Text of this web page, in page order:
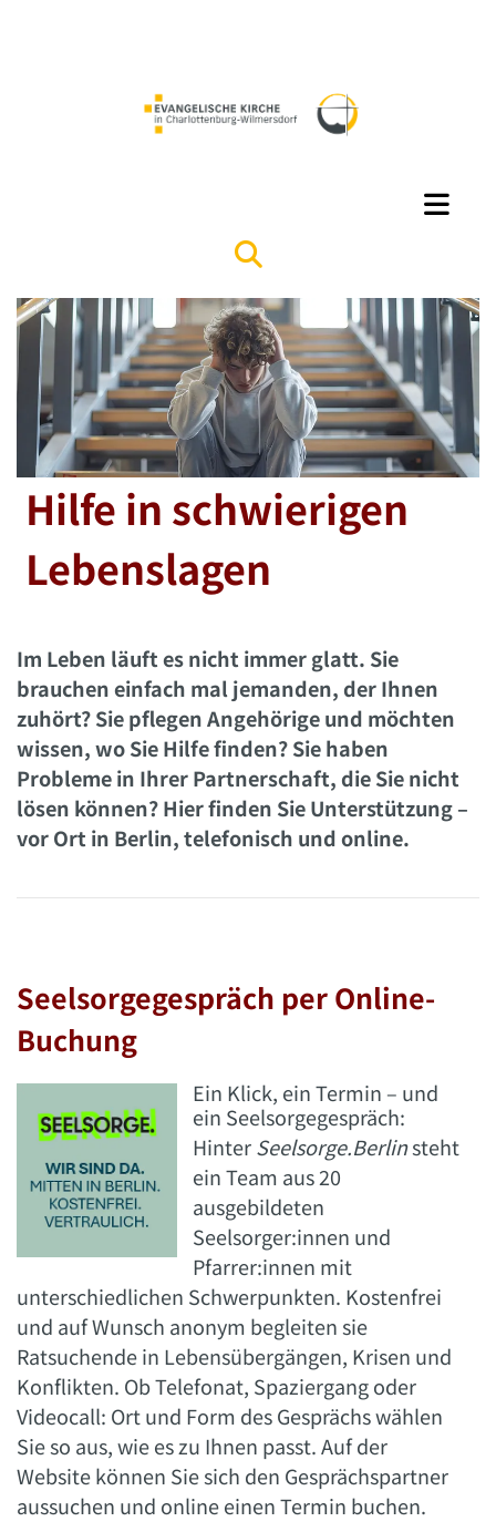
Hilfe in schwierigen
Lebenslagen
Im Leben läuft es nicht immer glatt. Sie
brauchen einfach mal jemanden, der Ihnen
zuhört? Sie pflegen Angehörige und möchten
wissen, wo Sie Hilfe finden? Sie haben
Probleme in Ihrer Partnerschaft, die Sie nicht
lösen können? Hier finden Sie Unterstützung –
vor Ort in Berlin, telefonisch und online.
Seelsorgegespräch per Online-
Buchung
Ein Klick, ein Termin – und
ein Seelsorgegespräch:
HinterSeelsorge.Berlinsteht
ein Team aus 20
ausgebildeten
Seelsorger:innen und
Pfarrer:innen mit
unterschiedlichen Schwerpunkten. Kostenfrei
und auf Wunsch anonym begleiten sie
Ratsuchende in Lebensübergängen, Krisen und
Konflikten. Ob Telefonat, Spaziergang oder
Videocall: Ort und Form des Gesprächs wählen
Sie so aus, wie es zu Ihnen passt. Auf der
Websitekönnen Sie sich den Gesprächspartner
aussuchen und online einen Termin buchen.